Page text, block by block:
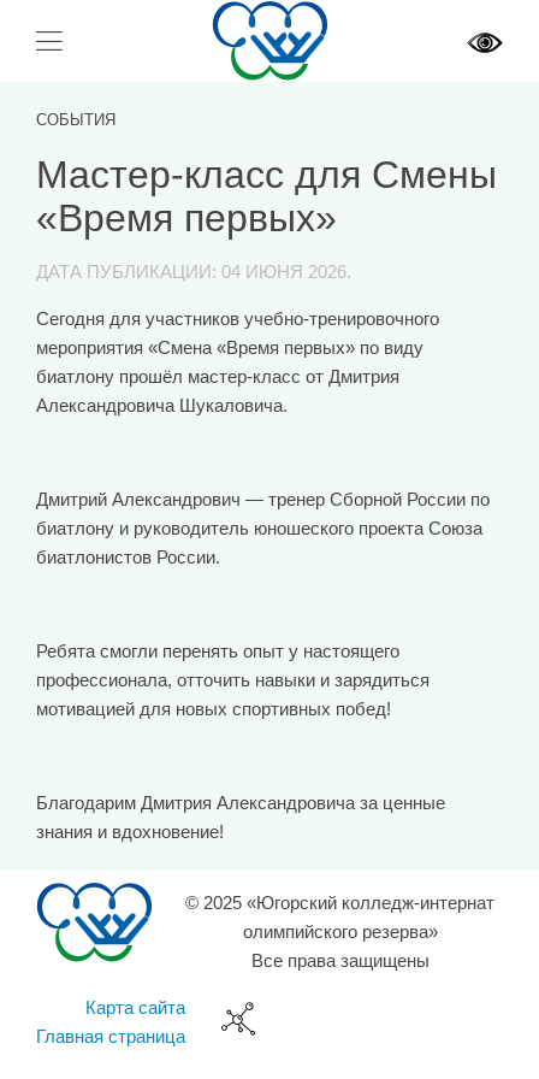
СОБЫТИЯ
Мастер-класс для Смены
«Время первых»
ДАТА ПУБЛИКАЦИИ: 04 ИЮНЯ 2026.
Сегодня для участников учебно‑тренировочного
мероприятия «Смена «Время первых» по виду
биатлону прошёл мастер‑класс от Дмитрия
Александровича Шукаловича.
Дмитрий Александрович — тренер Сборной России по
биатлону и руководитель юношеского проекта Союза
биатлонистов России.
Ребята смогли перенять опыт у настоящего
профессионала, отточить навыки и зарядиться
мотивацией для новых спортивных побед!
Благодарим Дмитрия Александровича за ценные
знания и вдохновение!
© 2025 «Югорский колледж-интернат
олимпийского резерва»
Все права защищены
Карта сайта
Главная страница